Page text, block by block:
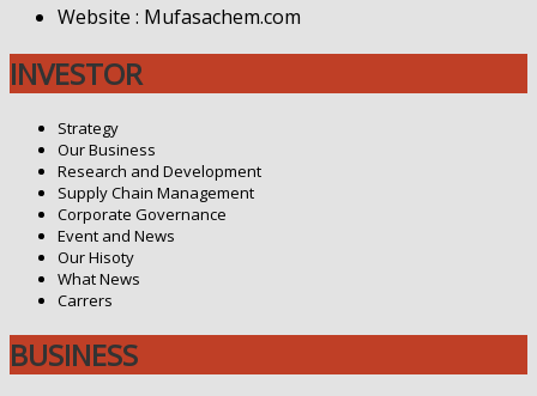
Website : Mufasachem.com
INVESTOR
Strategy
Our Business
Research and Development
Supply Chain Management
Corporate Governance
Event and News
Our Hisoty
What News
Carrers
BUSINESS